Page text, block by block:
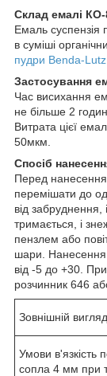
Склад емалі КО-
Емаль суспензія
в суміші
пудри Benda-Lutz
Застосування
Час висихання
не більше 2 годин.
Витрата цієї
50мкм.
Спосіб
Перед
перемішати до
від
тримається, і
пензлем або
шари. Нанесення
від -5 до +30.
розчинник 646
Зовнішній
Умови в'язкість
сопла 4 мм при